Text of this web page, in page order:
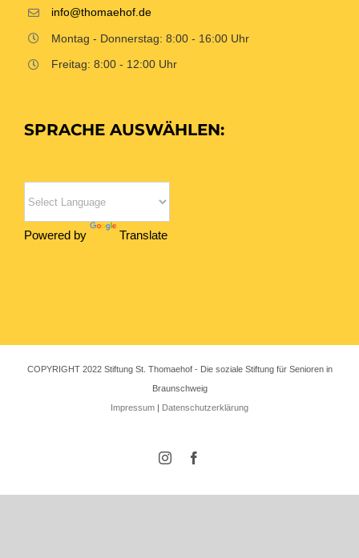
info@thomaehof.de
Montag - Donnerstag: 8:00 - 16:00 Uhr
Freitag: 8:00 - 12:00 Uhr
SPRACHE AUSWÄHLEN:
Powered by Translate
COPYRIGHT 2022 Stiftung St. Thomaehof - Die soziale Stiftung für Senioren in
Braunschweig
Impressum
Datenschutzerklärung
Instagram